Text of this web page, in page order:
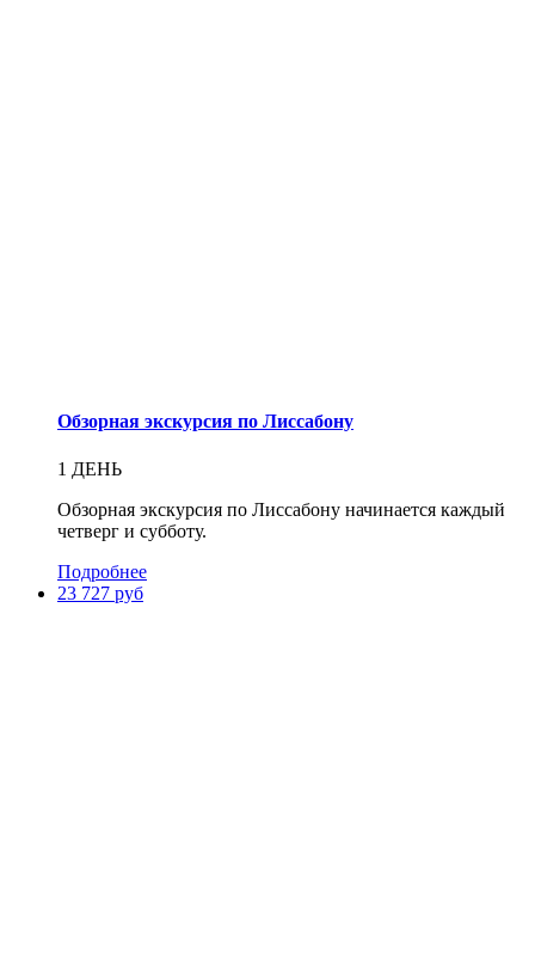
Обзорная экскурсия по Лиссабону
1 ДЕНЬ
Обзорная экскурсия по Лиссабону начинается каждый
четверг и субботу.
Подробнее
23 727 руб